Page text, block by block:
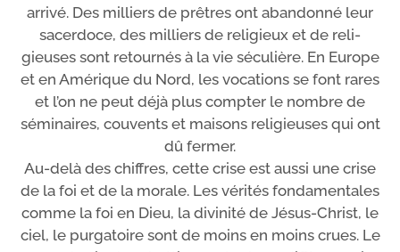
arri­vé. Des mil­liers de prêtres ont aban­don­né leur
sacer­doce, des mil­liers de reli­gieux et de reli­
gieuses sont retour­nés à la vie sécu­lière. En Europe
et en Amérique du Nord, les voca­tions se font rares
et l’on ne peut déjà plus comp­ter le nombre de
sémi­naires, cou­vents et mai­sons reli­gieuses qui ont
dû fermer.
Au-​delà des chiffres, cette crise est aus­si une crise
de la foi et de la morale. Les véri­tés fon­da­men­tales
comme la foi en Dieu, la divi­ni­té de Jésus-​Christ, le
ciel, le pur­ga­toire sont de moins en moins crues. Le